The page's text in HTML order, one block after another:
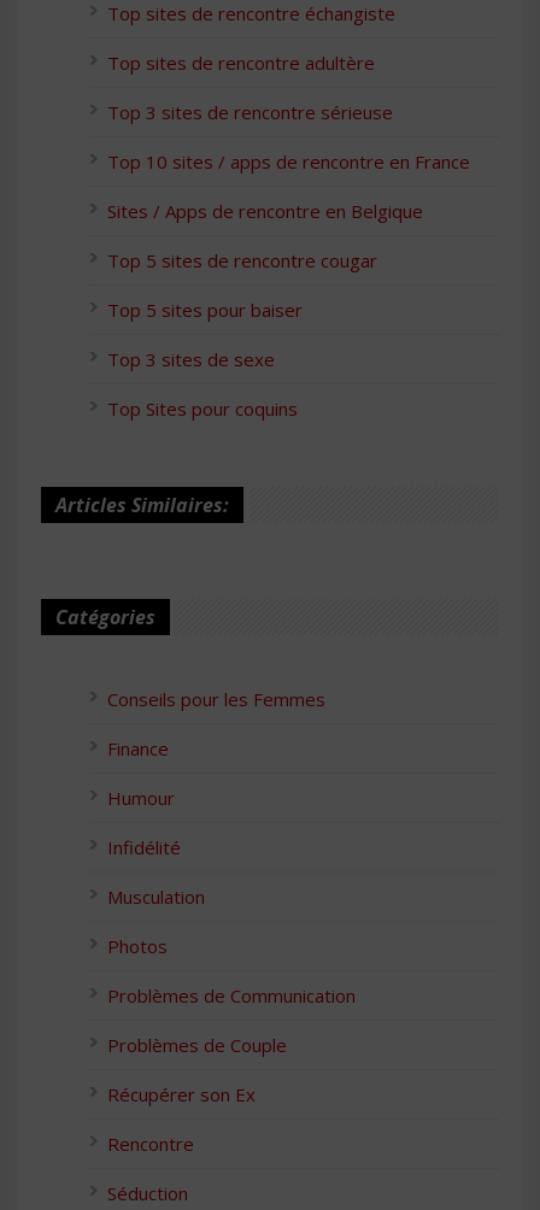
Top sites de rencontre échangiste
Top sites de rencontre adultère
Top 3 sites de rencontre sérieuse
Top 10 sites / apps de rencontre en France
Sites / Apps de rencontre en Belgique
Top 5 sites de rencontre cougar
Top 5 sites pour baiser
Top 3 sites de sexe
Top Sites pour coquins
Articles Similaires:
Catégories
Conseils pour les Femmes
Finance
Humour
Infidélité
Musculation
Photos
Problèmes de Communication
Problèmes de Couple
Récupérer son Ex
Rencontre
Séduction